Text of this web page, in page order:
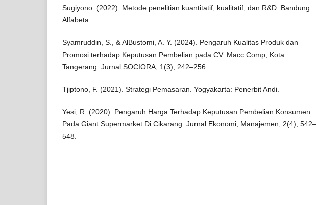
Sugiyono. (2022). Metode penelitian kuantitatif, kualitatif, dan R&D. Bandung:
Alfabeta.
Syamruddin, S., & AlBustomi, A. Y. (2024). Pengaruh Kualitas Produk dan
Promosi terhadap Keputusan Pembelian pada CV. Macc Comp, Kota
Tangerang. Jurnal SOCIORA, 1(3), 242–256.
Tjiptono, F. (2021). Strategi Pemasaran. Yogyakarta: Penerbit Andi.
Yesi, R. (2020). Pengaruh Harga Terhadap Keputusan Pembelian Konsumen
Pada Giant Supermarket Di Cikarang. Jurnal Ekonomi, Manajemen, 2(4), 542–
548.